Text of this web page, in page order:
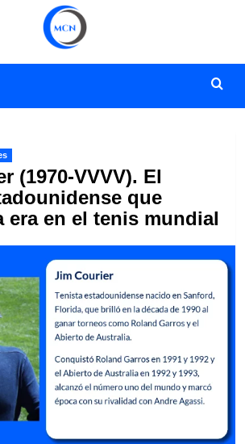
(1970-VVVV). El
que
era en el tenis mundial